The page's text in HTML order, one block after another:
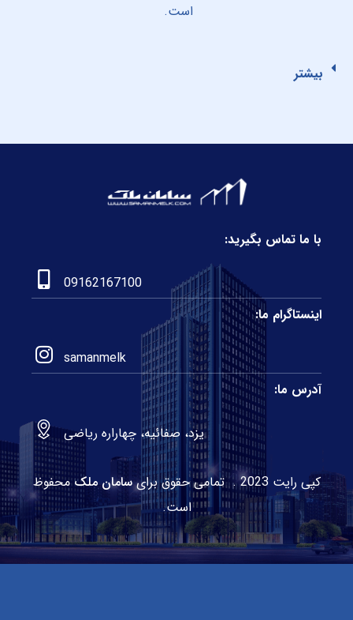
است.
بیشتر
با ما تماس بگیرید:
09162167100
اینستاگرام ما:
samanmelk
آدرس ما:
یزد، صفائیه، چهاراره ریاضی
کپی رایت 2023 . تمامی حقوق برای سامان ملکمحفوظ
است.